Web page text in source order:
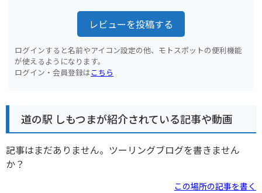
レビューを投稿する
ログインすると名前やアイコン設定の他、モトスポットの便利機能
が使えるようになります。
ログイン・会員登録はこちら
道の駅 しもつまが紹介されている記事や動画
記事はまだありません。ツーリングブログを書きません
か？
この場所の記事を書く